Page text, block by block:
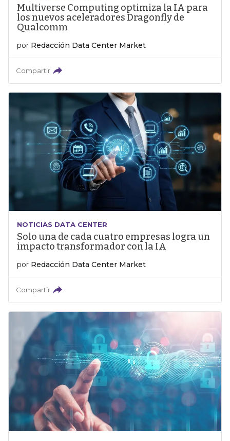
Multiverse Computing optimiza la IA para
los nuevos aceleradores Dragonfly de
Qualcomm
por Redacción Data Center Market
Compartir
NOTICIAS DATA CENTER
Solo una de cada cuatro empresas logra un
impacto transformador con la IA
por Redacción Data Center Market
Compartir